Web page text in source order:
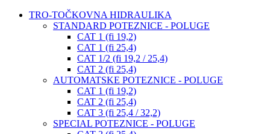
TRO-TOČKOVNA HIDRAULIKA
STANDARD POTEZNICE - POLUGE
CAT 1 (fi 19,2)
CAT 1 (fi 25,4)
CAT 1/2 (fi 19,2 / 25,4)
CAT 2 (fi 25,4)
AUTOMATSKE POTEZNICE - POLUGE
CAT 1 (fi 19,2)
CAT 2 (fi 25,4)
CAT 3 (fi 25,4 / 32,2)
SPECIAL POTEZNICE - POLUGE